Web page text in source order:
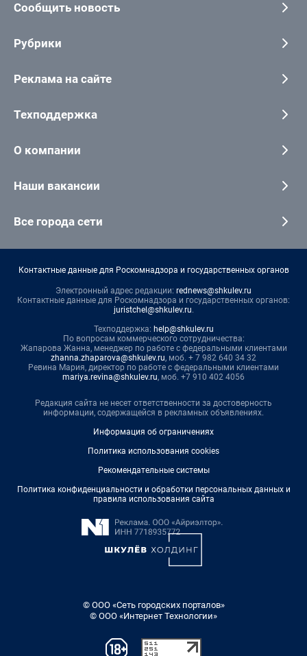
Сообщить новость
Рубрики
Реклама на сайте
Техподдержка
О компании
Наши вакансии
Все города сети
Контактные данные для Роскомнадзора и государственных органов
Электронный адрес редакции: rednews@shkulev.ru
Контактные данные для Роскомнадзора и государственных органов:
juristchel@shkulev.ru.
Техподдержка: help@shkulev.ru
По вопросам коммерческого сотрудничества:
Жапарова Жанна, менеджер по работе с федеральными клиентами
zhanna.zhaparova@shkulev.ru, моб. + 7 982 640 34 32
Ревина Мария, директор по работе с федеральными клиентами
mariya.revina@shkulev.ru, моб. +7 910 402 4056
Редакция сайта не несет ответственности за достоверность
информации, содержащейся в рекламных объявлениях.
Информация об ограничениях
Политика использования cookies
Рекомендательные системы
Политика конфиденциальности и обработки персональных данных и
правила использования сайта
© ООО «Сеть городских порталов»
© ООО «Интернет Технологии»